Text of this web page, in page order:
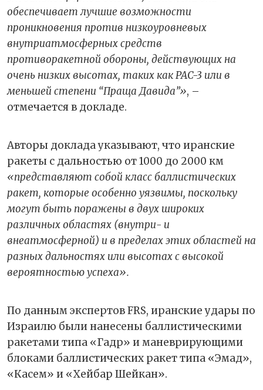
обеспечивает лучшие возможности
проникновения против низкоуровневых
внутриатмосферных средств
противоракетной обороны, действующих на
очень низких высотах, таких как PAC-3 или в
меньшей степени “Праща Давида”», –
отмечается в докладе.
Авторы доклада указывают, что иранские
ракеты с дальностью от 1000 до 2000 км
«представляют собой класс баллистических
ракет, которые особенно уязвимы, поскольку
могут быть поражены в двух широких
различных областях (внутри- и
внеатмосферной) и в пределах этих областей на
разных дальностях или высотах с высокой
вероятностью успеха».
По данным экспертов FRS, иранские удары по
Израилю были нанесены баллистическими
ракетами типа «Гадр» и маневрирующими
блоками баллистических ракет типа «Эмад»,
«Касем» и «Хейбар Шейкан».